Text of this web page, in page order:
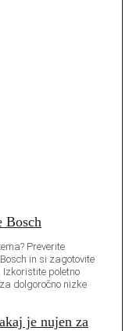
Bosch
Preverite
in si zagotovite
poletno
dolgoročno nizke
je nujen za